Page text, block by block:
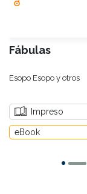
Fábulas
Esopo Esopo y otros
Impreso
eBook